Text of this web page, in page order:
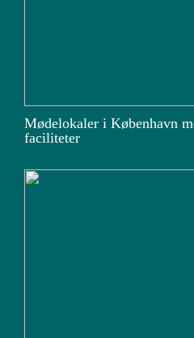
Mødelokaler i København
faciliteter